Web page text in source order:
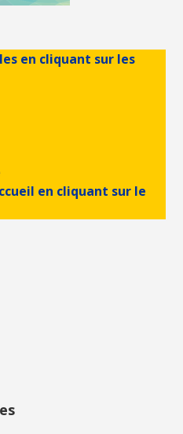
en cliquant sur les
en cliquant sur le